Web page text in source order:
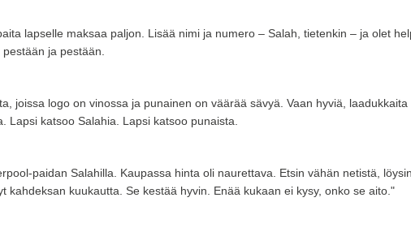
lapselle maksaa paljon. Lisää nimi ja numero – Salah, tietenkin – ja olet
ja pestään.
joissa logo on vinossa ja punainen on väärää sävyä. Vaan hyviä,
katsoo Salahia. Lapsi katsoo punaista.
paidan Salahilla. Kaupassa hinta oli naurettava. Etsin vähän netistä,
kuukautta. Se kestää hyvin. Enää kukaan ei kysy, onko se aito."